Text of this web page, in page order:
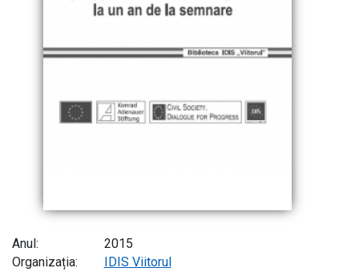
Anul:
2015
Organizația:
IDIS Viitorul